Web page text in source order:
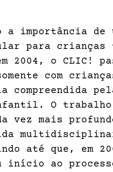
a importância de
para crianças
2004, o CLIC!
com
compreendida
O
vez mais
até que, em
início ao